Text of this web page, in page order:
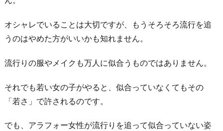
オシャレでいることは大切ですが、もうそろそろ流行を追
うのはやめた方がいいかも知れません。
流行りの服やメイクも万人に似合うものではありません。
それでも若い女の子がやると、似合っていなくてもその
「若さ」で許されるのです。
でも、アラフォー女性が流行りを追って似合っていない姿